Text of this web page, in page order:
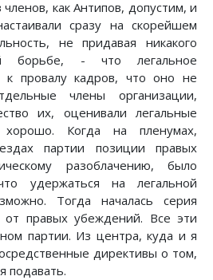
как Антипов, допустим, и
сразу на скорейшем
не придавая никакого
борьбе, - что легальное
к провалу кадров, что оно не
члены организации,
их, оценивали легальные
хорошо. Когда на пленумах,
партии позиции правых
разоблачению, было
удержаться на легальной
Тогда началась серия
от правых убеждений. Все эти
партии. Из центра, куда и я
директивы о том,
подавать.